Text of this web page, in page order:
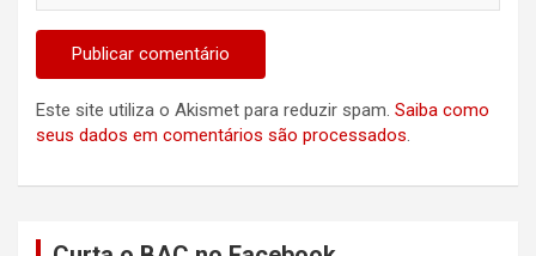
Este site utiliza o Akismet para reduzir spam. Saiba como
seus dados em comentários são processados.